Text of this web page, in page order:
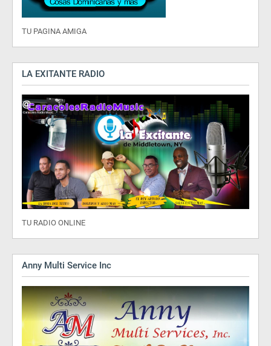
TU PAGINA AMIGA
LA EXITANTE RADIO
TU RADIO ONLINE
Anny Multi Service Inc